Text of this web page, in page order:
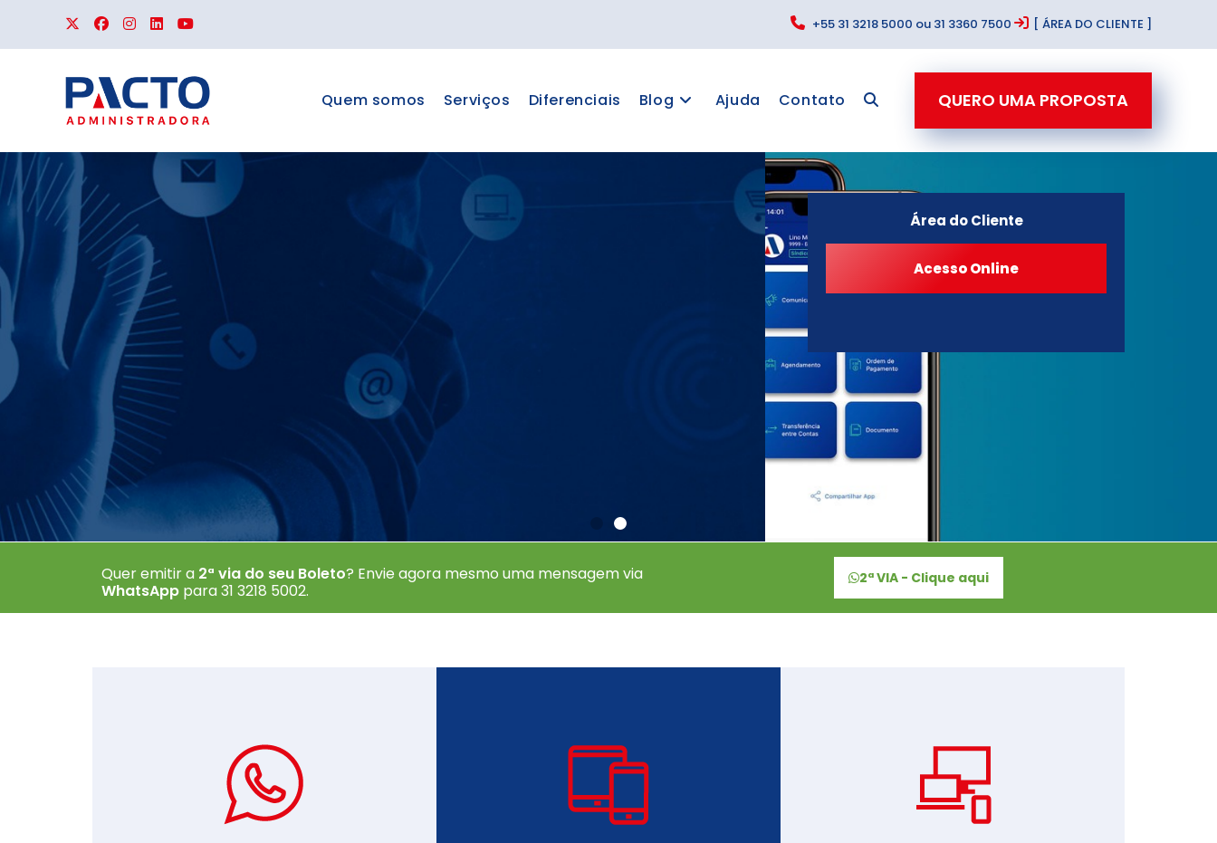
+55 31 3218 5000 ou 31 3360 7500 [ ÁREA DO CLIENTE ]
QUERO UMA PROPOSTA
Quem somos Serviços Diferenciais Blog Ajuda Contato
APLICATIVO PACTO
Para Síndicos e Condôminos. Reserva de
espaço, Ocorrências, Comunicados, 2ª via,
Documentos e muito mais no novo aplicativo
PACTO.
Baixe agora!
Área do Cliente
Quer emitir a 2ª via do seu Boleto? Envie agora mesmo uma mensagem via
WhatsApp para 31 3218 5002.
2ª VIA - Clique aqui